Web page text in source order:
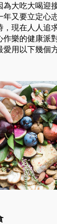
為大吃大喝迎
年又要立定心
，現在人人追
作樂的健康派
愛用以下幾個